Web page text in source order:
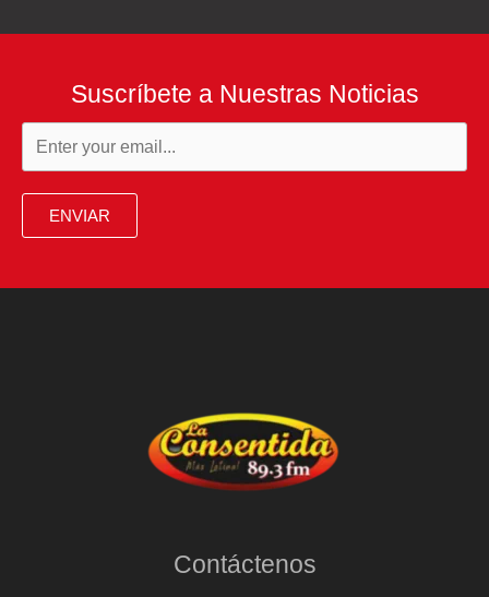
Suscríbete a Nuestras Noticias
ENVIAR
Contáctenos